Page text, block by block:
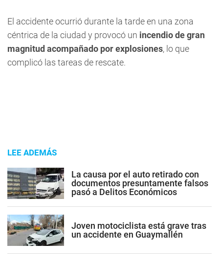
El accidente ocurrió durante la tarde en una zona
céntrica de la ciudad y provocó un incendio de gran
magnitud acompañado por explosiones, lo que
complicó las tareas de rescate.
LEE ADEMÁS
La causa por el auto retirado con
documentos presuntamente falsos
pasó a Delitos Económicos
Joven motociclista está grave tras
un accidente en Guaymallén